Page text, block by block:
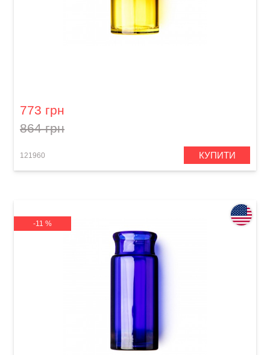
773 грн
864 грн
121960 КУПИТИ
-11 %